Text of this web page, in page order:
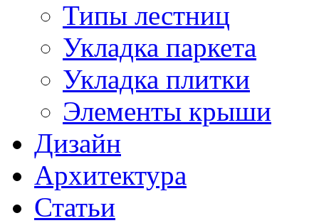
Типы лестниц
Укладка паркета
Укладка плитки
Элементы крыши
Дизайн
Архитектура
Статьи